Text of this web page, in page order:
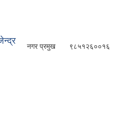
नगर प्रमुख ९८५१२६००१६